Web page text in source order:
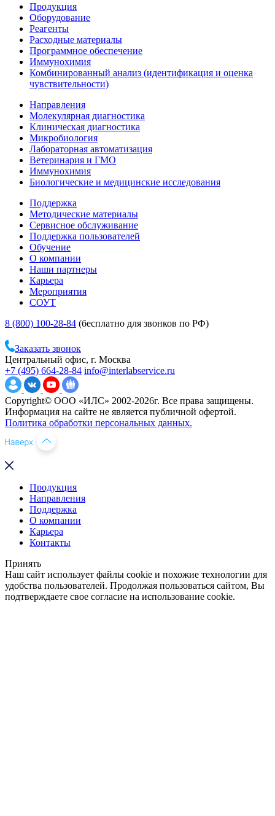
Продукция
Оборудование
Реагенты
Расходные материалы
Программное обеспечение
Иммунохимия
Комбинированный анализ (идентификация и оценка
чувствительности)
Направления
Молекулярная диагностика
Клиническая диагностика
Микробиология
Лабораторная автоматизация
Ветеринария и ГМО
Иммунохимия
Биологические и медицинские исследования
Поддержка
Методические материалы
Сервисное обслуживание
Поддержка пользователей
Обучение
О компании
Наши партнеры
Карьера
Мероприятия
СОУТ
8 (800) 100-28-84 (бесплатно для звонков по РФ)
Заказать звонок
Центральный офис, г. Москва
+7 (495) 664-28-84 info@interlabservice.ru
Copyright© ООО «ИЛС» 2002-2026г. Все права защищены.
Информация на сайте не является публичной офертой.
Политика обработки персональных данных.
Продукция
Направления
Поддержка
О компании
Карьера
Контакты
Принять
Наш сайт использует файлы cookie и похожие технологии для
удобства пользователей. Продолжая пользоваться сайтом, Вы
подтверждаете свое согласие на использование cookie.